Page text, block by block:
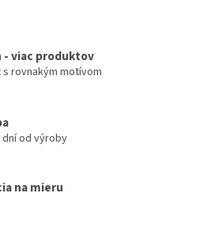
- viac produktov
rovnakým motívom
dní od výroby
na mieru